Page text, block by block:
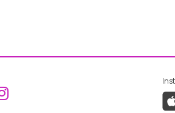
ao Facebook da
Aceder ao Instagram